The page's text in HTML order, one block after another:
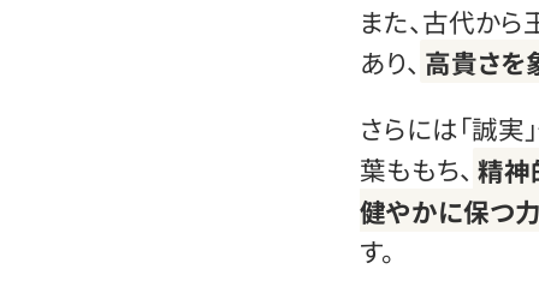
また、古代か
あり、 高貴さを
さらには「誠実
葉ももち、 精神
健やかに保つ
す。